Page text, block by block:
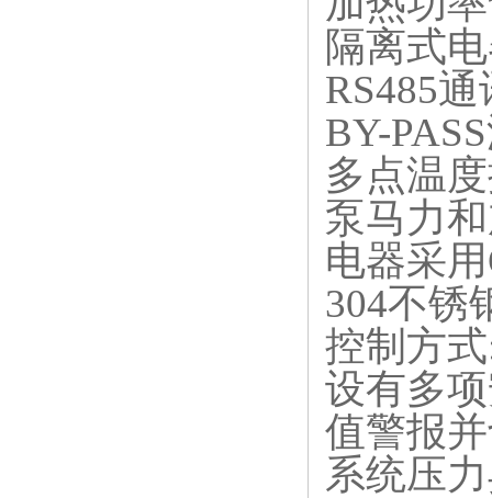
隔离式
RS485通
BY-PASS
多点温
泵马力
电器采用
304不锈
控制方式
设有多
值警报
系统压